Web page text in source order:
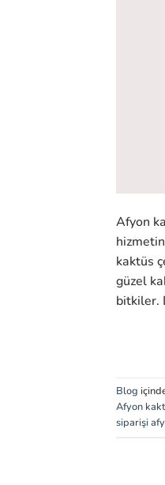
Afyon
kaktüs
güzel
bitkiler.
Blog
Afyon
siparişi